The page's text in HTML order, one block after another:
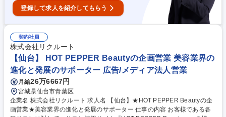
登録して求人を紹介してもらう
契約社員
株式会社リクルート
【仙台】 HOT PEPPER Beautyの企画営業 美容業界の
進化と発展のサポーター 広告/メディア法人営業
月給26万6667円
宮城県仙台市青葉区
企業名 株式会社リクルート 求人名 【仙台】★HOT PEPPER Beautyの企
画営業★美容業界の進化と発展のサポーター 仕事の内容 お客様である各